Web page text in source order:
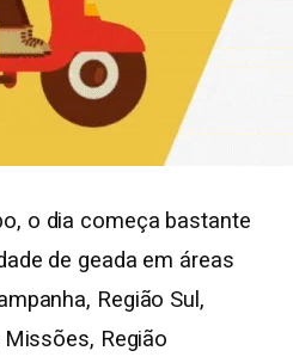
o dia começa bastante
de geada em áreas
Região Sul,
Missões, Região